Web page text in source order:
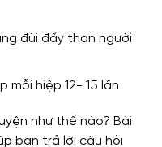
đùi đẩy than người
mỗi hiệp 12- 15 lần